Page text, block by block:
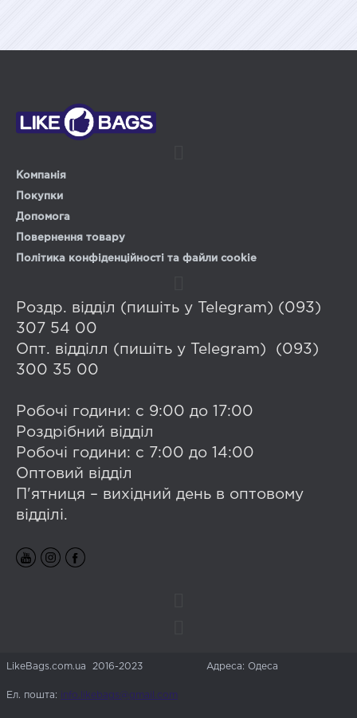
Компанія
Покупки
Допомога
Повернення товару
Політика конфіденційності та файли cookie
Роздр. відділ (пишіть у Telegram) (093)
307 54 00
Опт. відділл (пишіть у Telegram) (093)
300 35 00
Робочі години: с 9:00 до 17:00
Роздрібний відділ
Робочі години: с 7:00 до 14:00
Оптовий відділ
П'ятниця – вихідний день в оптовому
відділі.
LikeBags.com.ua 2016-2023 Адреса: Одеса
Ел. пошта: info.likebags@gmail.com